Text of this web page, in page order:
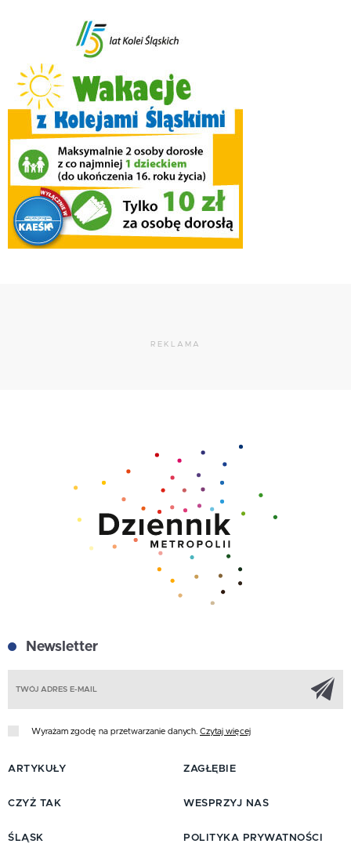
REKLAMA
Newsletter
Wyrażam zgodę na przetwarzanie danych. Czytaj więcej
ARTYKUŁY
CZYŻ TAK
ŚLĄSK
ZAGŁĘBIE
WESPRZYJ NAS
POLITYKA PRYWATNOŚCI